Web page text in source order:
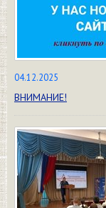
04.12.2025
ВНИМАНИЕ!